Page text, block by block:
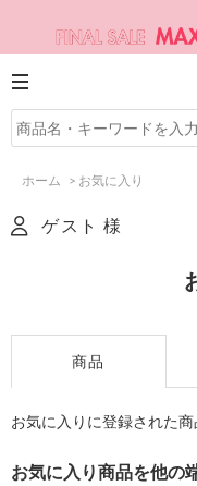
ホーム > お気に入り
ゲスト 様
商品
お気に入りに登録された商
お気に入り商品を他の